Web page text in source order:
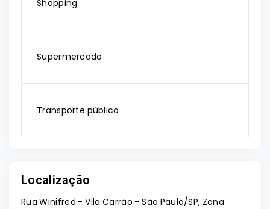
Shopping
Supermercado
Transporte público
Localização
Rua Winifred - Vila Carrão - São Paulo/SP, Zona